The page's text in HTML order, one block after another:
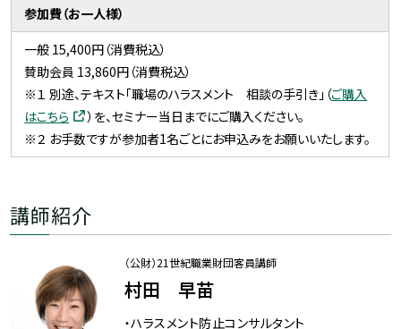
参加費（お一人様）
一般 15,400円（消費税込）
賛助会員 13,860円（消費税込）
※１ 別途、テキスト「職場のハラスメント 相談の手引き」（ご購入
はこちら
）を、セミナー当日までにご購入ください。
※２ お手数ですが参加者1名ごとにお申込みをお願いいたします。
講師紹介
（公財）21世紀職業財団客員講師
村田 早苗
・ハラスメント防止コンサルタント